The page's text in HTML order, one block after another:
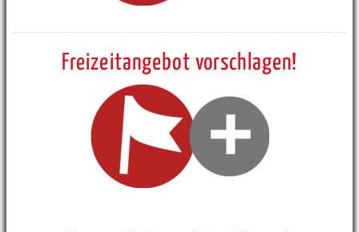
Freizeitangebot vorschlagen!